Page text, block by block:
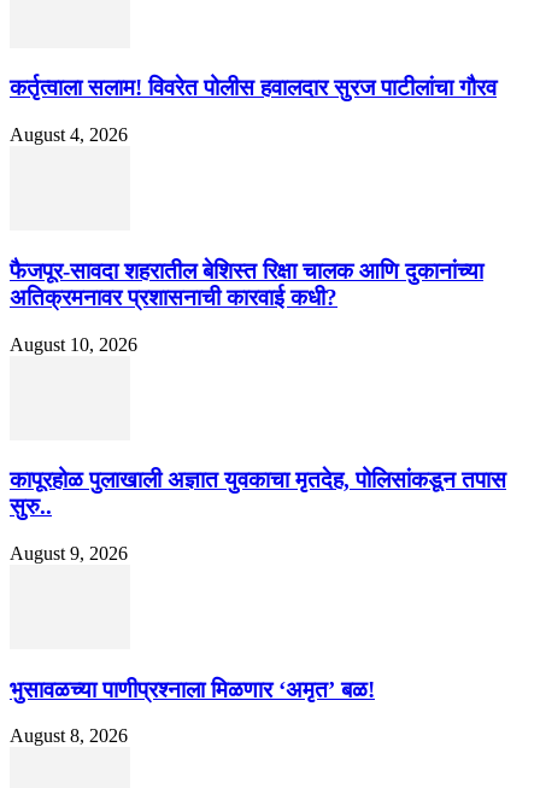
कर्तृत्वाला सलाम! विवरेत पोलीस हवालदार सुरज पाटीलांचा गौरव
August 4, 2026
फैजपूर-सावदा शहरातील बेशिस्त रिक्षा चालक आणि दुकानांच्या
अतिक्रमनावर प्रशासनाची कारवाई कधी?
August 10, 2026
कापूरहोळ पुलाखाली अज्ञात युवकाचा मृतदेह, पोलिसांकडून तपास
सुरु..
August 9, 2026
भुसावळच्या पाणीप्रश्नाला मिळणार ‘अमृत’ बळ!
August 8, 2026